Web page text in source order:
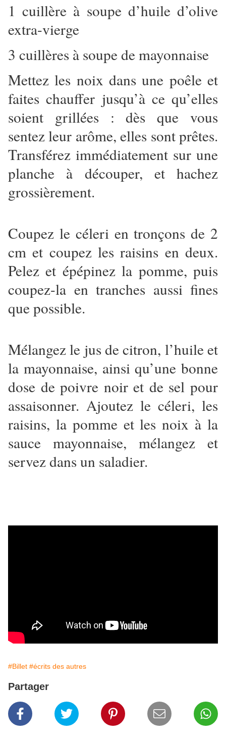
1 cuillère à soupe d’huile d’olive
extra-vierge
3 cuillères à soupe de mayonnaise
Mettez les noix dans une poêle et
faites chauffer jusqu’à ce qu’elles
soient grillées : dès que vous
sentez leur arôme, elles sont prêtes.
Transférez immédiatement sur une
planche à découper, et hachez
grossièrement.
Coupez le céleri en tronçons de 2
cm et coupez les raisins en deux.
Pelez et épépinez la pomme, puis
coupez-la en tranches aussi fines
que possible.
Mélangez le jus de citron, l’huile et
la mayonnaise, ainsi qu’une bonne
dose de poivre noir et de sel pour
assaisonner. Ajoutez le céleri, les
raisins, la pomme et les noix à la
sauce mayonnaise, mélangez et
servez dans un saladier.
#Billet #écrits des autres
Partager